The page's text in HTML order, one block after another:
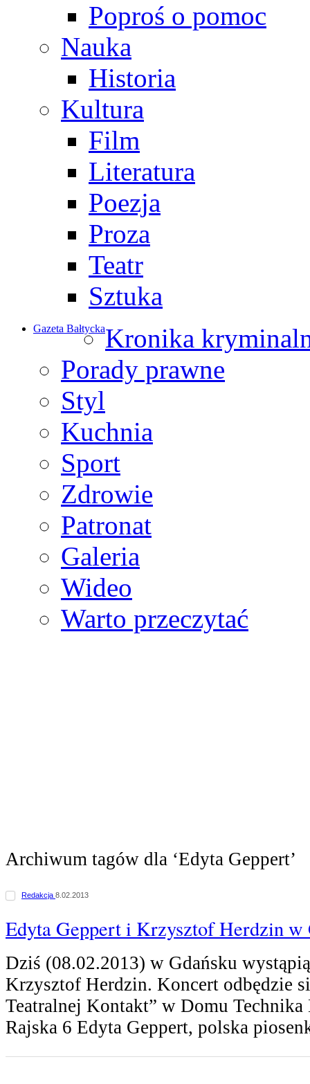
Poproś o pomoc
Nauka
Historia
Kultura
Film
Literatura
Poezja
Proza
Teatr
Sztuka
Gazeta BałtyckaKronika
Porady prawne
Styl
Kuchnia
Sport
Zdrowie
Patronat
Galeria
Wideo
Warto przeczytać
Archiwum tagów dla ‘Edyta Geppert’
Redakcja 8.02.2013
Edyta Geppert i Krzysztof Herdzin w
Dziś (08.02.2013) w Gdańsku
Krzysztof Herdzin. Koncert odbędzie
Teatralnej Kontakt” w Domu
Rajska 6 Edyta Geppert, polska